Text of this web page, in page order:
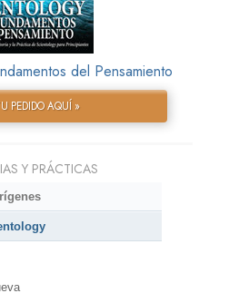
del Pensamiento
PEDIDO AQUÍ »
Y PRÁCTICAS